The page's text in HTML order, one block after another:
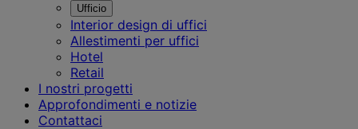
Ufficio
Interior design di uffici
Allestimenti per uffici
Hotel
Retail
I nostri progetti
Approfondimenti e notizie
Contattaci